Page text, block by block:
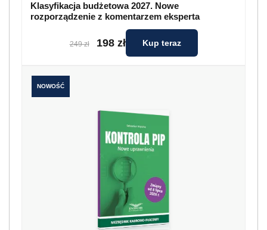
Klasyfikacja budżetowa 2027. Nowe
rozporządzenie z komentarzem eksperta
249 zł 198 zł Kup teraz
NOWOŚĆ